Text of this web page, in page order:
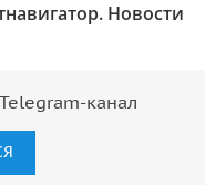
Новости
канал